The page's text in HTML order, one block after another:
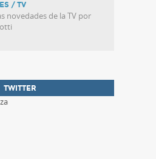
/ TV
novedades de la TV por
TWITTER